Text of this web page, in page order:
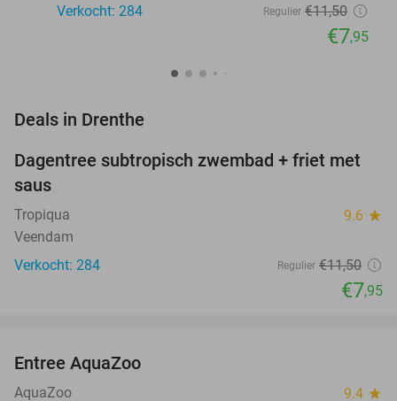
Verkocht: 284
Regulier €11,50
€7,95
Deals in Drenthe
31%
NEW
TODAY
Dagentree subtropisch zwembad + friet met
saus
Tropiqua 9.6 star
Veendam
Verkocht: 284
Regulier €11,50
€7,95
TODAY
Entree AquaZoo
AquaZoo 9.4 star